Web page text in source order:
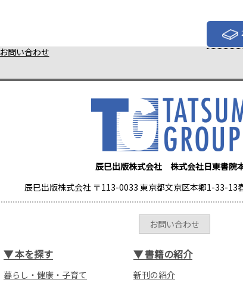
お問い合わせ
辰巳出版株式会社 株式会社日東書院
辰巳出版株式会社 〒113-0033 東京都文京区本郷1-33-13
お問い合わせ
▼本を探す
暮らし・健康・子育て
▼書籍の紹介
新刊の紹介